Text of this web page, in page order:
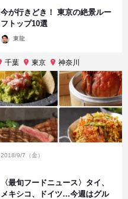
今が行きどき！ 東京の絶景ルー
フトップ10選
投
稿
東龍
千葉 東京 神奈川
2018/9/7（金）
〈最旬フードニュース〉タイ、
メキシコ、ドイツ…今週はグル